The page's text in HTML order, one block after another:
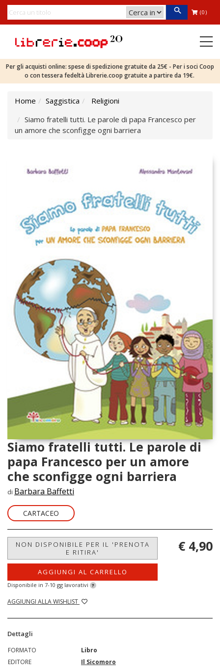
(0)
Per gli acquisti online: spese di spedizione gratuite da 25€ - Per i soci Coop
o con tessera fedeltà Librerie.coop gratuite a partire da 19€.
Home Saggistica
Religioni
Siamo fratelli tutti. Le parole di papa Francesco per
un amore che sconfigge ogni barriera
Siamo fratelli tutti. Le parole di
papa Francesco per un amore
che sconfigge ogni barriera
di Barbara Baffetti
CARTACEO
NON DISPONIBILE PER IL 'PRENOTA
E RITIRA'
AGGIUNGI AL CARRELLO
Disponibile in 7-10 gg lavorativi ?
AGGIUNGI ALLA WISHLIST
€ 4,90
Dettagli
FORMATO
Libro
EDITORE
Il Sicomoro